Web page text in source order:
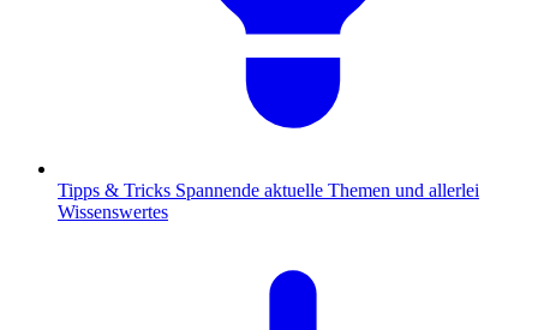
Tipps & Tricks Spannende aktuelle Themen und allerlei
Wissenswertes